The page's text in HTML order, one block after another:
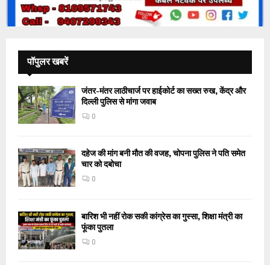
पॉपुलर खबरें
जंतर-मंतर लाठीचार्ज पर हाईकोर्ट का सख्त रुख, केंद्र और
दिल्ली पुलिस से मांगा जवाब
0
दहेज की मांग बनी मौत की वजह, चोपना पुलिस ने पति समेत
चार को दबोचा
0
बारिश भी नहीं रोक सकी कांग्रेस का गुस्सा, शिक्षा मंत्री का
फूंका पुतला
0